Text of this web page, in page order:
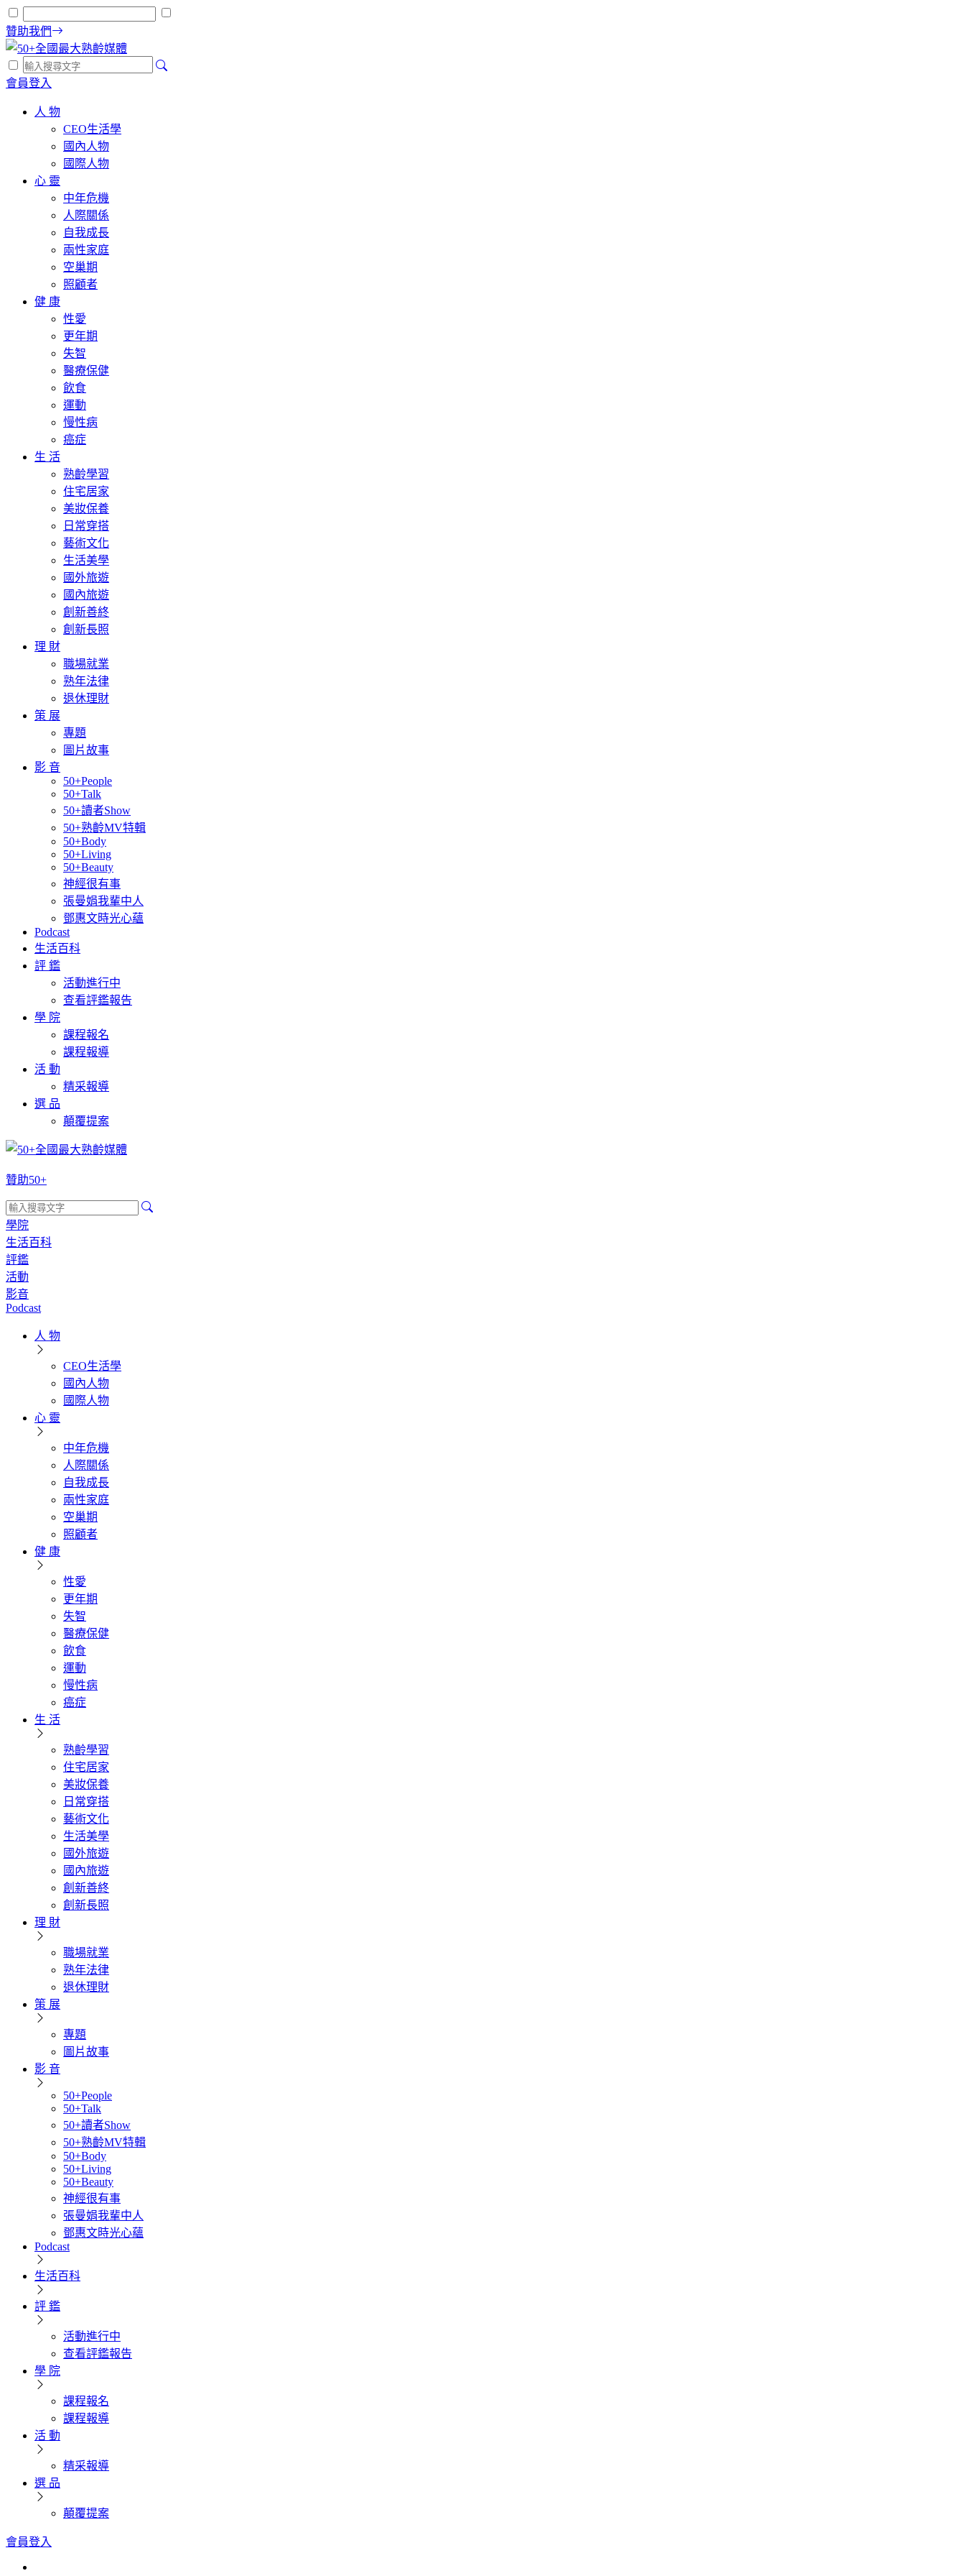
贊助我們
會員登入
人 物
CEO生活學
國內人物
國際人物
心 靈
中年危機
人際關係
自我成長
兩性家庭
空巢期
照顧者
健 康
性愛
更年期
失智
醫療保健
飲食
運動
慢性病
癌症
生 活
熟齡學習
住宅居家
美妝保養
日常穿搭
藝術文化
生活美學
國外旅遊
國內旅遊
創新善終
創新長照
理 財
職場就業
熟年法律
退休理財
策 展
專題
圖片故事
影 音
50+People
50+Talk
50+讀者Show
50+熟齡MV特輯
50+Body
50+Living
50+Beauty
神經很有事
張曼娟我輩中人
鄧惠文時光心蘊
Podcast
生活百科
評 鑑
活動進行中
查看評鑑報告
學 院
課程報名
課程報導
活 動
精采報導
選 品
顛覆提案
贊助50+
學院
生活百科
評鑑
活動
影音
Podcast
人 物
CEO生活學
國內人物
國際人物
心 靈
中年危機
人際關係
自我成長
兩性家庭
空巢期
照顧者
健 康
性愛
更年期
失智
醫療保健
飲食
運動
慢性病
癌症
生 活
熟齡學習
住宅居家
美妝保養
日常穿搭
藝術文化
生活美學
國外旅遊
國內旅遊
創新善終
創新長照
理 財
職場就業
熟年法律
退休理財
策 展
專題
圖片故事
影 音
50+People
50+Talk
50+讀者Show
50+熟齡MV特輯
50+Body
50+Living
50+Beauty
神經很有事
張曼娟我輩中人
鄧惠文時光心蘊
Podcast
生活百科
評 鑑
活動進行中
查看評鑑報告
學 院
課程報名
課程報導
活 動
精采報導
選 品
顛覆提案
會員登入